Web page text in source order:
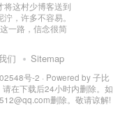
将这村少博客送到
，许多不容易。
一路，信念很简
们 Sitemap
号-2 · Powered by子比
在下载后24小时内删除。如
删除。敬请谅解!